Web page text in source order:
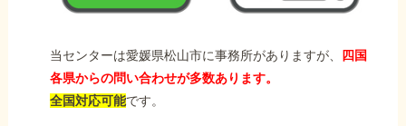
当センターは愛媛県松山市に事務所がありますが、
四国
各県からの問い合わせが多数あります。
全国対応可能です。